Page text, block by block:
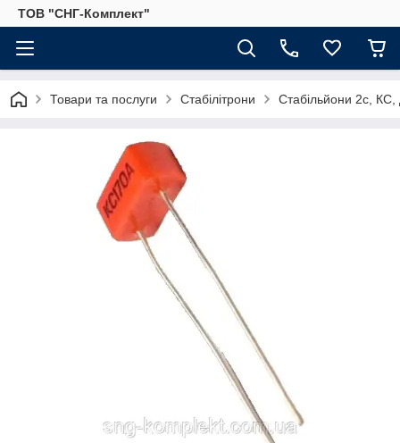
ТОВ "СНГ-Комплект"
Товари та послуги Стабілітрони Стабільйони 2с, КС,